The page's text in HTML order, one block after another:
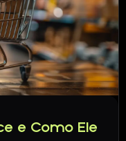
e Como Ele